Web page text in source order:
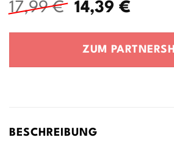
17,99€
war:
14,39 €
ist:
ZUM
BESCHREIBUNG